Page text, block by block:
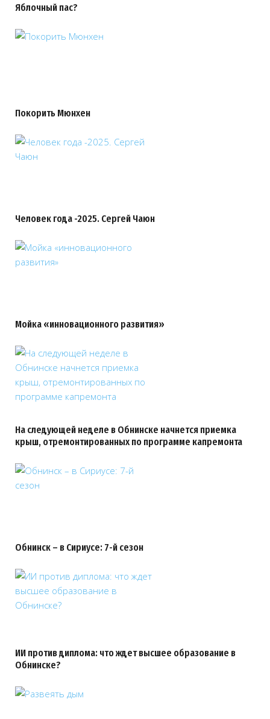
Яблочный пас?
Покорить Мюнхен
Человек года -2025. Сергей Чаюн
Мойка «инновационного развития»
На следующей неделе в Обнинске начнется приемка
крыш, отремонтированных по программе капремонта
Обнинск – в Сириусе: 7-й сезон
ИИ против диплома: что ждет высшее образование в
Обнинске?